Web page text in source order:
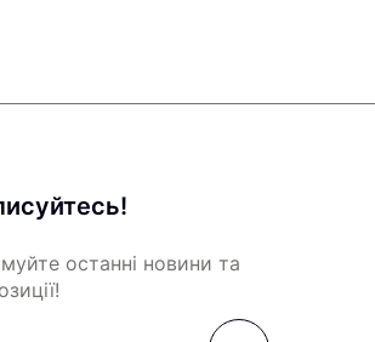
останні новини та